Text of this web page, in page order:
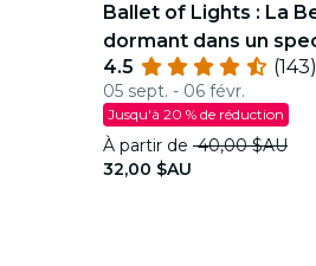
Ballet of Lights : La
dormant dans un
étincelant
4.5 (143)
05 sept. - 06 févr.
Jusqu'à 20 % de réduction
À partir de 40,00 $AU
32,00 $AU